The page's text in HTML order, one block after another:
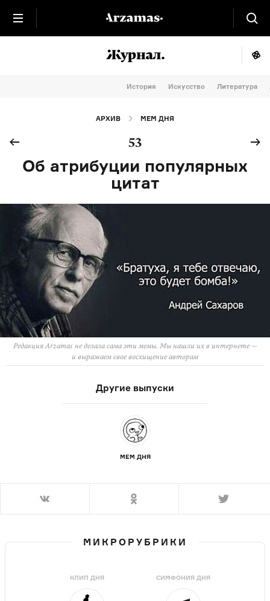
История Искусство Литература
АРХИВ МЕМ ДНЯ
53
Об атрибуции популярных
цитат
Редакция Arzamas не делала сама эти мемы. Мы нашли их в интернете —
и выражаем свое восхищение авторам
Другие выпуски
МЕМ ДНЯ
МИКРОРУБРИКИ
КЛИП ДНЯ СИМФОНИЯ ДНЯ